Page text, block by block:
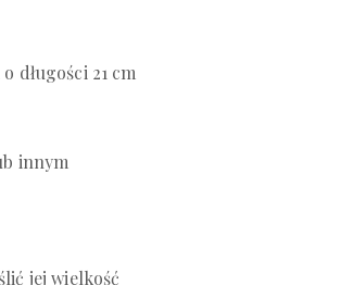
długości 21 cm
innym
jej wielkość